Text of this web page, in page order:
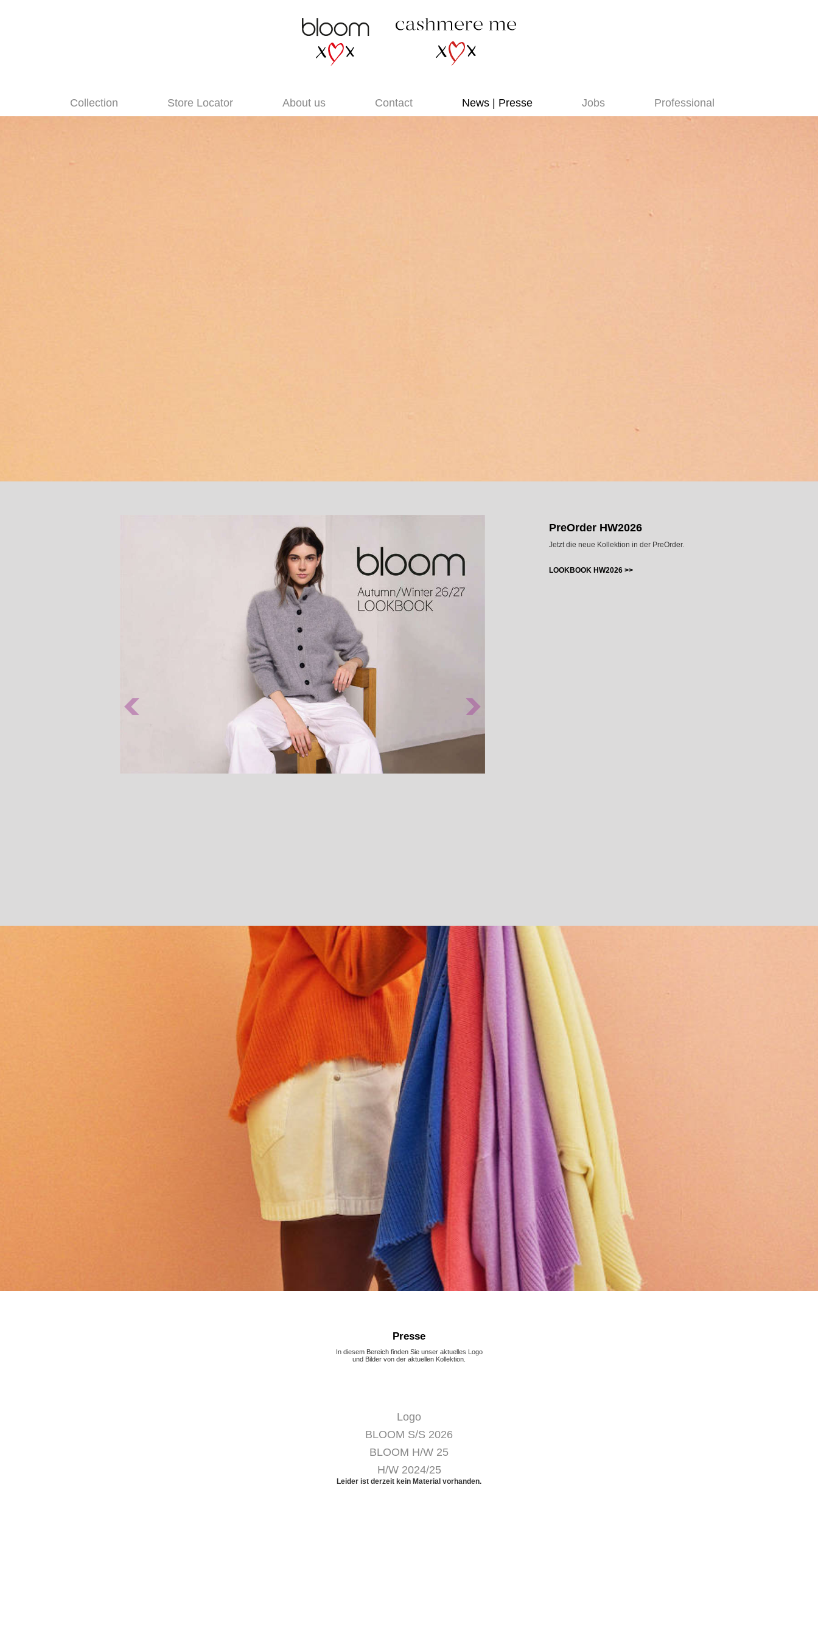
Collection Store Locator About us Contact News | Presse Jobs Professional
PreOrder HW2026
Jetzt die neue Kollektion in der PreOrder.
LOOKBOOK HW2026 >>
Presse
In diesem Bereich finden Sie unser aktuelles Logo
und Bilder von der aktuellen Kollektion.
Logo
BLOOM S/S 2026
BLOOM H/W 25
H/W 2024/25
Leider ist derzeit kein Material vorhanden.